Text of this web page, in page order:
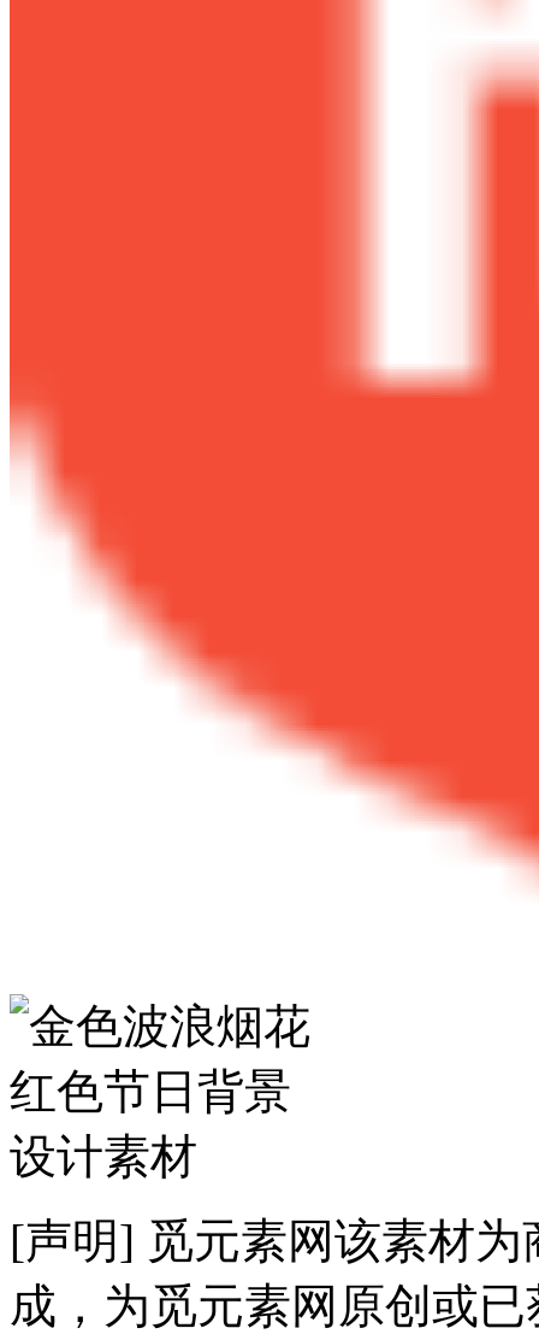
[声明] 觅元素网该素材
成，为觅元素网原创或